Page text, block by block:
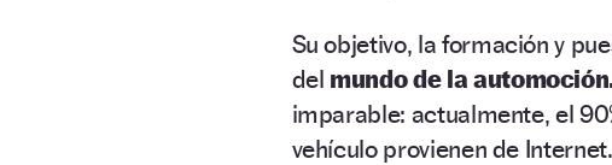
Su objetivo, la formación y
del mundo de la
imparable: actualmente, el
vehículo provienen de Internet.